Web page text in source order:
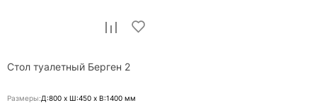
Стол туалетный Берген 2
Размеры:Д:800 x Ш:450 x В:1400 мм